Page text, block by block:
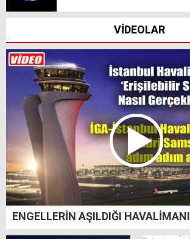
VİDEOLAR
ENGELLERİN AŞILDIĞI HAVALİMANI